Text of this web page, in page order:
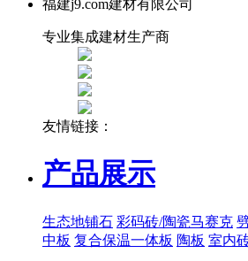
福建j9.com建材有限公司
专业集成建材生产商
友情链接：
产品展示
生态地铺石 彩码砖/陶瓷马赛克
中板 复合保温一体板 陶板 室内